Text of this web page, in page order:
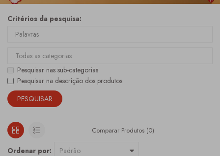
Critérios da pesquisa:
Pesquisar nas sub-categorias
Pesquisar na descrição dos produtos
Comparar Produtos (0)
Ordenar por: